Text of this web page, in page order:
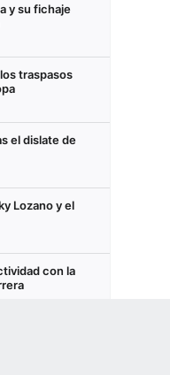
y su fichaje
traspasos
el dislate de
Lozano y el
con la